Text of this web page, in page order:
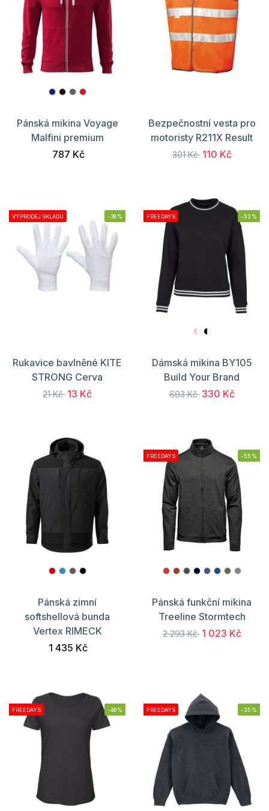
Pánská mikina Voyage
Malfini premium
787 Kč
Bezpečnostní vesta pro
motoristy R211X Result
301 Kč 110 Kč
VÝPRODEJ SKLADU -38%
Rukavice bavlněné KITE
STRONG Cerva
21 Kč 13 Kč
FREEDAYS -52%
Dámská mikina BY105
Build Your Brand
693 Kč 330 Kč
Pánská zimní
softshellová bunda
Vertex RIMECK
1 435 Kč
FREEDAYS -55%
Pánská funkční mikina
Treeline Stormtech
2 293 Kč 1 023 Kč
FREEDAYS -46% FREEDAYS -25%